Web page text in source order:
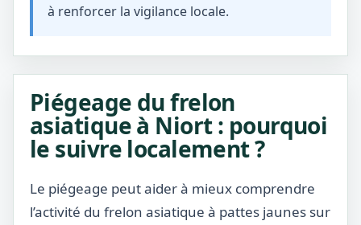
à renforcer la vigilance locale.
Piégeage du frelon
asiatique à Niort : pourquoi
le suivre localement ?
Le piégeage peut aider à mieux comprendre
l’activité du frelon asiatique à pattes jaunes sur